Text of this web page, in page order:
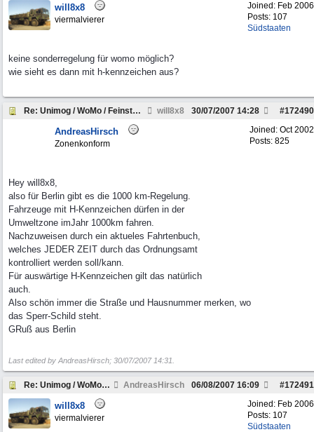
Joined: Feb 2006
Posts: 107
Südstaaten
will8x8
viermalvierer
keine sonderregelung für womo möglich?
wie sieht es dann mit h-kennzeichen aus?
Re: Unimog / WoMo / Feinstaub?! will8x8 #172490
30/07/2007 14:28
Joined: Oct 2002
Posts: 825
AndreasHirsch
Zonenkonform
Hey will8x8,
also für Berlin gibt es die 1000 km-Regelung.
Fahrzeuge mit H-Kennzeichen dürfen in der
Umweltzone imJahr 1000km fahren.
Nachzuweisen durch ein aktueles Fahrtenbuch,
welches JEDER ZEIT durch das Ordnungsamt
kontrolliert werden soll/kann.
Für auswärtige H-Kennzeichen gilt das natürlich
auch.
Also schön immer die Straße und Hausnummer merken, wo
das Sperr-Schild steht.
GRuß aus Berlin
Last edited by AndreasHirsch; 30/07/2007 14:31
Re: Unimog / WoMo / Feinstaub?! AndreasHirsch #172491
06/08/2007 16:09
Joined: Feb 2006
Posts: 107
Südstaaten
will8x8
viermalvierer